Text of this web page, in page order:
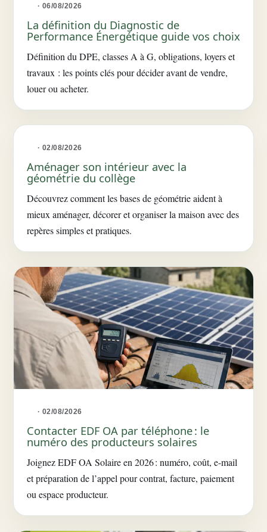
· 06/08/2026
La définition du Diagnostic de
Performance Énergétique guide vos choix
Définition du DPE, classes A à G, obligations, loyers et
travaux : les points clés pour décider avant de vendre,
louer ou acheter.
· 02/08/2026
Aménager son intérieur avec la
géométrie du collège
Découvrez comment les bases de géométrie aident à
mieux aménager, décorer et organiser la maison avec des
repères simples et pratiques.
· 02/08/2026
Contacter EDF OA par téléphone : le
numéro des producteurs solaires
Joignez EDF OA Solaire en 2026 : numéro, coût, e-mail
et préparation de l’appel pour contrat, facture, paiement
ou espace producteur.